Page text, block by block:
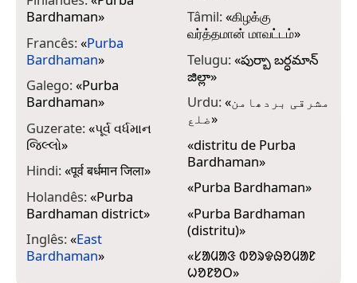
Bardhaman»
Francês:«Purba
Bardhaman»
Galego:«Purba
Bardhaman»
Guzerate:«પૂર્વ વર્ધમાન
જિલ્લો»
Hindi:«पूर्व बर्धमान जिला»
Holandês:«Purba
Bardhaman district»
Inglês:«East
Bardhaman»
Tâmil:«கிழக்கு
வர்த்தமான் மாவட்டம்»
Telugu:«పుర్బా బర్ధమాన్
జిల్లా»
Urdu:«مشرقی بردھامن
ضلع»
«distritu de Purba
Bardhaman»
«Purba Bardhaman»
«Purba Bardhaman
(distritu)»
«ᱥᱟᱢᱟᱝ ᱵᱚᱨᱫᱷᱚᱢᱟᱱ
ᱦᱚᱱᱚᱛ»